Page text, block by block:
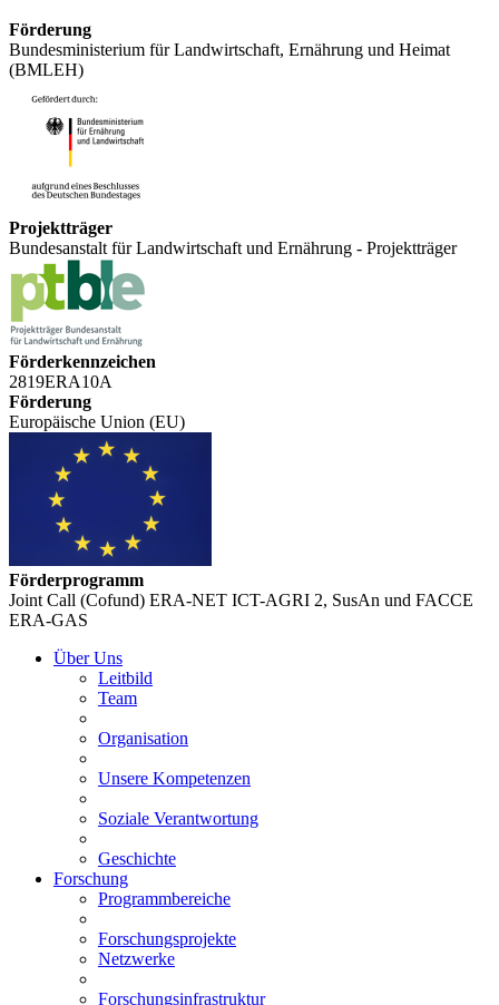
Förderung
Bundesministerium für Landwirtschaft, Ernährung und Heimat
(BMLEH)
Projektträger
Bundesanstalt für Landwirtschaft und Ernährung - Projektträger
Förderkennzeichen
2819ERA10A
Förderung
Europäische Union (EU)
Förderprogramm
Joint Call (Cofund) ERA-NET ICT-AGRI 2, SusAn und FACCE
ERA-GAS
Über Uns
Leitbild
Team
Organisation
Unsere Kompetenzen
Soziale Verantwortung
Geschichte
Forschung
Programmbereiche
Forschungsprojekte
Netzwerke
Forschungsinfrastruktur